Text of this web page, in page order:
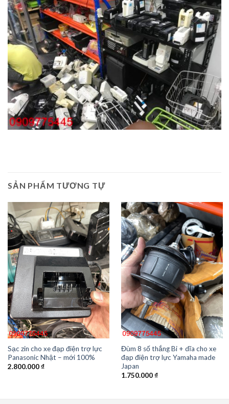
SẢN PHẨM TƯƠNG TỰ
Sạc zin cho xe đạp điện trợ lực
Panasonic Nhật – mới 100%
2.800.000₫
Đùm 8 số thắng Bi + dĩa cho xe
đạp điện trợ lực Yamaha made
Japan
1.750.000₫